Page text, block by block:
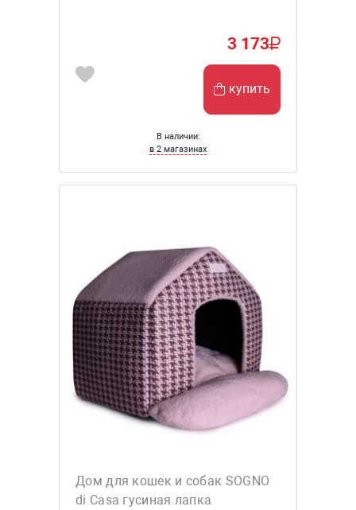
3 173
купить
В наличии:
в 2 магазинах
Дом для кошек и собак SOGNO
di Casa гусиная лапка